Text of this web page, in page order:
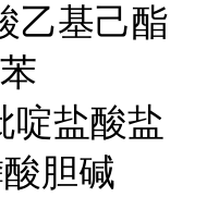
乙基己酯
啶盐酸盐
胆碱